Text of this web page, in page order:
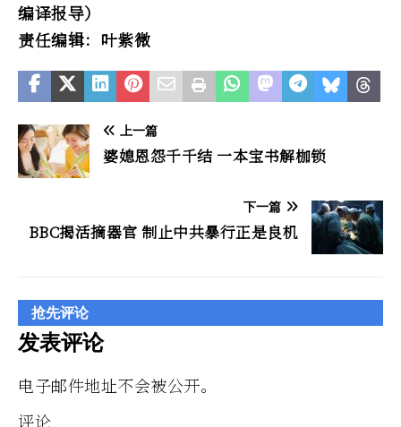
编译报导）
责任编辑：叶紫微
上一篇
婆媳恩怨千千结 一本宝书解枷锁
下一篇
BBC揭活摘器官 制止中共暴行正是良机
抢先评论
发表评论
电子邮件地址不会被公开。
评论